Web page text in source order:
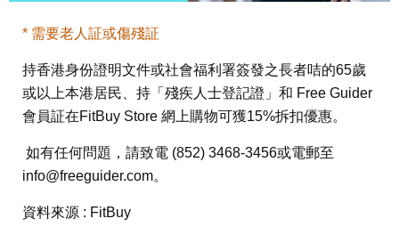
* 需要老人証或傷殘証
持香港身份證明文件或社會福利署簽發之長者咭的65歲
或以上本港居民、持「殘疾人士登記證」和 Free Guider
會員証在FitBuy Store 網上購物可獲15%拆扣優惠。
如有任何問題，請致電 (852) 3468-3456或電郵至
info@freeguider.com。
資料來源 : FitBuy